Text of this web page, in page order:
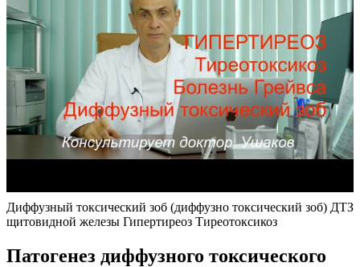
Диффузный токсический зоб (диффузно токсический зоб) ДТЗ
щитовидной железы Гипертиреоз Тиреотоксикоз
Патогенез диффузного токсического